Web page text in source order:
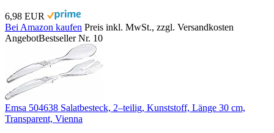
6,98 EUR
Bei Amazon kaufen Preis inkl. MwSt., zzgl. Versandkosten
AngebotBestseller Nr. 10
Emsa 504638 Salatbesteck, 2–teilig, Kunststoff, Länge 30 cm,
Transparent, Vienna